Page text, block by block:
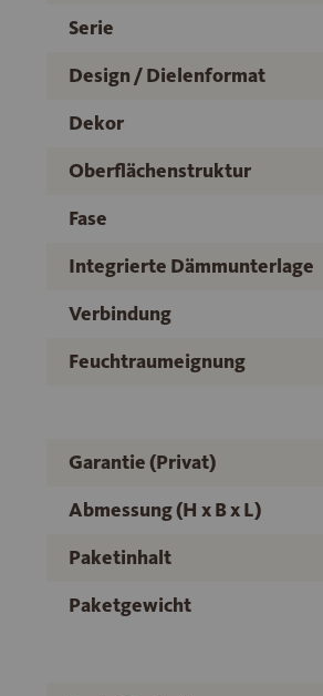
Serie
Design / Dielenformat
Dekor
Oberflächenstruktur
Fase
Integrierte Dämmunterlage
Verbindung
Feuchtraumeignung
Garantie (Privat)
Abmessung (H x B x L)
Paketinhalt
Paketgewicht